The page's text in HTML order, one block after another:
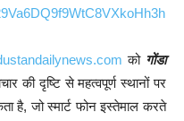
को गोंडा
की दृष्टि से महत्वपूर्ण स्थानों पर
है, जो स्मार्ट फोन इस्तेमाल करते